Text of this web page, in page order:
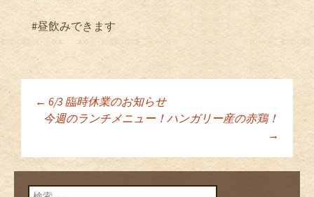
#昼飲みできます
投稿ナビゲーショ
ン
← 6/3 臨時休業のお知らせ
今週のランチメニュー！ハンガリー産の赤鶏！
→
検索: